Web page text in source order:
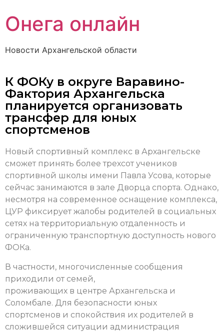
Онега онлайн
Новости Архангельской области
К ФОКу в округе Варавино-
Фактория Архангельска
планируется организовать
трансфер для юных
спортсменов
Новый спортивный комплекс в Архангельске
сможет принять более трехсот учеников
спортивной школы имени Павла Усова, которые
сейчас занимаются в зале Дворца спорта. Однако,
несмотря на современное оснащение комплекса,
ЦУР фиксирует жалобы родителей в социальных
сетях на территориальную отдаленность и
ограниченную транспортную доступность нового
ФОКа.
В частности, многочисленные сообщения
приходили от семей,
проживающих в центре Архангельска и
Соломбале. Для безопасности юных
спортсменов и спокойствия их родителей в
сложившейся ситуации администрация